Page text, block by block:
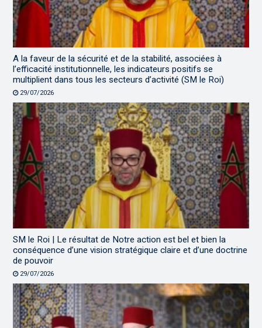
A la faveur de la sécurité et de la stabilité, associées à
l’efficacité institutionnelle, les indicateurs positifs se
multiplient dans tous les secteurs d’activité (SM le Roi)
29/07/2026
SM le Roi | Le résultat de Notre action est bel et bien la
conséquence d’une vision stratégique claire et d’une doctrine
de pouvoir
29/07/2026